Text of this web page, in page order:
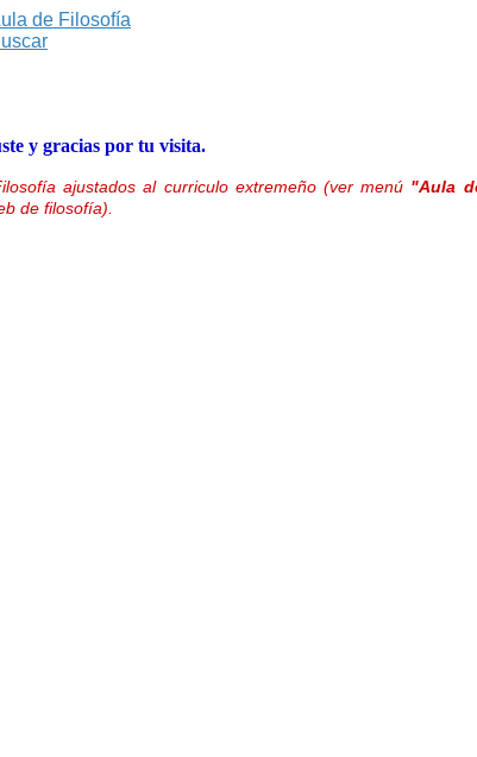
de Filosofía
y gracias por tu visita.
ajustados al curriculo extremeño (ver menú "Aula
de filosofía).